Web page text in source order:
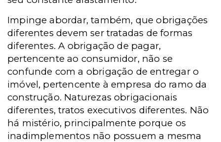
Impinge abordar, também, que obrigações
diferentes devem ser tratadas de formas
diferentes. A obrigação de pagar,
pertencente ao consumidor, não se
confunde com a obrigação de entregar o
imóvel, pertencente à empresa do ramo da
construção. Naturezas obrigacionais
diferentes, tratos executivos diferentes. Não
há mistério, principalmente porque os
inadimplementos não possuem a mesma